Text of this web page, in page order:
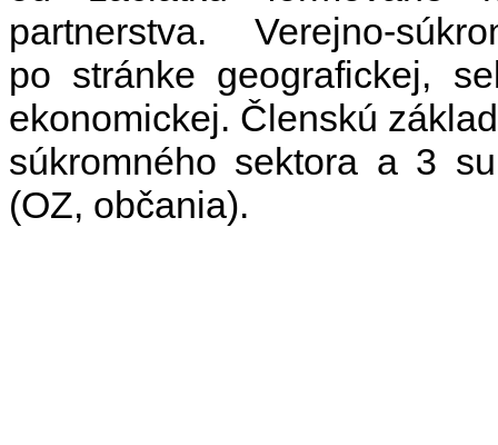
partnerstva. Verejno-
po stránke geografickej,
ekonomickej. Členskú
súkromného sektora a 3
(OZ, občania).